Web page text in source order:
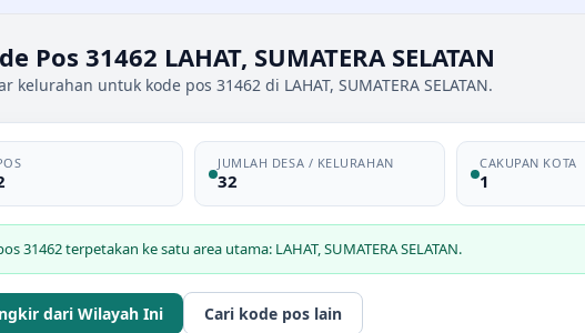
Pos 31462 LAHAT, SUMATERA SELATAN
kelurahan untuk kode pos 31462 di LAHAT, SUMATERA SELATAN.
JUMLAH DESA / KELURAHAN
32
CAKUPAN KOTA
1
31462 terpetakan ke satu area utama: LAHAT, SUMATERA SELATAN.
dari Wilayah Ini Cari kode pos lain